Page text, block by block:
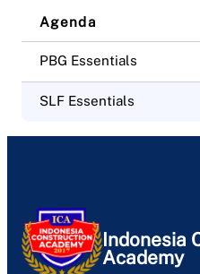
Agenda
PBG Essentials
SLF Essentials
Indonesia
Academy